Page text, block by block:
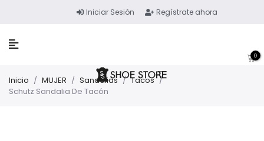
Iniciar Sesión Regístrate ahora
0
Inicio / MUJER / Sandalias / Tacos /
Schutz Sandalia De Tacón